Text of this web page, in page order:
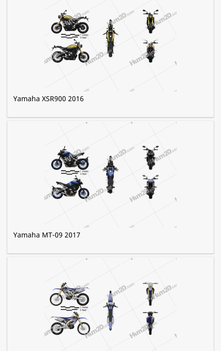
Yamaha XSR900 2016
Yamaha MT-09 2017